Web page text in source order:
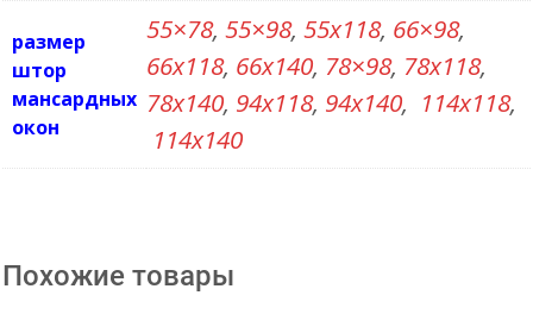
размер
штор
мансардных
окон
55×78, 55×98, 55х118, 66×98,
66х118, 66х140, 78×98, 78х118,
78х140, 94х118, 94х140, 114х118,
114х140
Похожие товары